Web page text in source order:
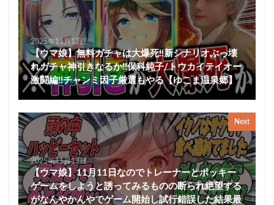
2025年11月12日
【ウマ娘】無料ガチャは大爆死!!新シナリオぶっ壊
れガチャ神引きなるか!!保科純子/トウカイテイオー
激闘編!!チャンミ因子厳選もやる【ゆこま温泉郷】
Next
2025年11月13日
【ウマ娘】11月11日なのでトレーナーとポッキー
ゲームをしようと誘ってみるものの断られ絶望する
がなんやかんやでゲーム開始し試行錯誤した結果最